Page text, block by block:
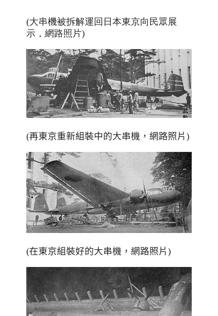
(大串機被拆解運回日本東京向民眾展
示 ，網路照片)
(再東京重新組裝中的大串機，網路照片)
(在東京組裝好的大串機，網路照片)